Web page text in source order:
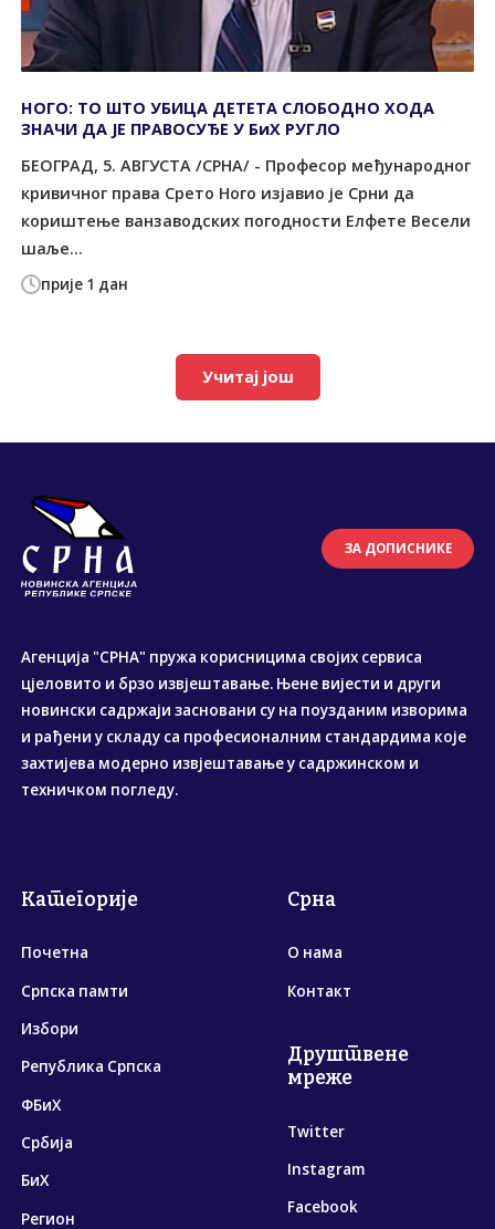
прије 1 дан
НОГО: ТО ШТО УБИЦА ДЕТЕТА СЛОБОДНО ХОДА
ЗНАЧИ ДА ЈЕ ПРАВОСУЂЕ У БиХ РУГЛО
БЕОГРАД, 5. АВГУСТА /СРНА/ - Професор међународног
кривичног права Срето Ного изјавио је Срни да
кориштење ванзаводских погодности Елфете Весели
шаље...
Учитај још
ЗА ДОПИСНИКЕ
Агенција "СРНА" пружа корисницима својих сервиса
цјеловито и брзо извјештавање. Њене вијести и други
новински садржаји засновани су на поузданим изворима
и рађени у складу са професионалним стандардима које
захтијева модерно извјештавање у садржинском и
техничком погледу.
Категорије
Почетна
Српска памти
Избори
Република Српска
ФБиХ
Србија
БиХ
Регион
Срна
О нама
Контакт
Друштвене
мреже
Twitter
Instagram
Facebook